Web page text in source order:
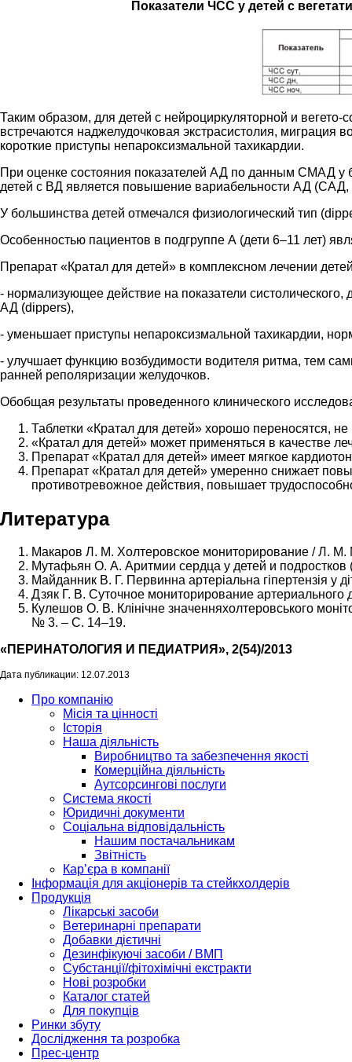
Показатели ЧСС у детей с
Таким образом, для детей с нейроциркуляторной и
встречаются наджелудочковая экстрасистолия,
короткие приступы непароксизмальной тахикардии.
При оценке состояния показателей АД по данным СМАД
детей с ВД является повышение вариабельности АД
У большинства детей отмечался физиологический тип
Особенностью пациентов в подгруппе А (дети 6–11 лет)
Препарат «Кратал для детей» в комплексном лечении
- нормализующее действие на показатели
АД (dippers),
- уменьшает приступы непароксизмальной тахикардии,
- улучшает функцию возбудимости водителя ритма, тем
ранней реполяризации желудочков.
Обобщая результаты проведенного клинического
Таблетки «Кратал для детей» хорошо переносятся,
«Кратал для детей» может применяться в качестве
Препарат «Кратал для детей» имеет мягкое
Препарат «Кратал для детей» умеренно снижает
противотревожное действия, повышает
Литература
Макаров Л. М. Холтеровское мониторирование / Л. М.
Мутафьян О. А. Аритмии сердца у детей и
Майданник В. Г. Первинна артеріальна гіпертензія у
Дзяк Г. В. Суточное мониторирование
Кулешов О. В. Клінічне значенняхолтеровського
№ 3. – С. 14–19.
«ПЕРИНАТОЛОГИЯ И ПЕДИАТРИЯ», 2(54)/2013
Дата публикации: 12.07.2013
Про компанію
Місія та цінності
Історія
Наша діяльність
Виробництво та забезпечення якості
Комерційна діяльність
Аутсорсингові послуги
Система якості
Юридичні документи
Соціальна відповідальність
Нашим постачальникам
Звітність
Кар’єра в компанії
Інформація для акціонерів та стейкхолдерів
Продукція
Лікарські засоби
Ветеринарні препарати
Добавки дієтичні
Дезинфікуючі засоби / ВМП
Субстанції/фітохімічні екстракти
Нові розробки
Каталог статей
Для покупців
Ринки збуту
Дослідження та розробка
Прес-центр